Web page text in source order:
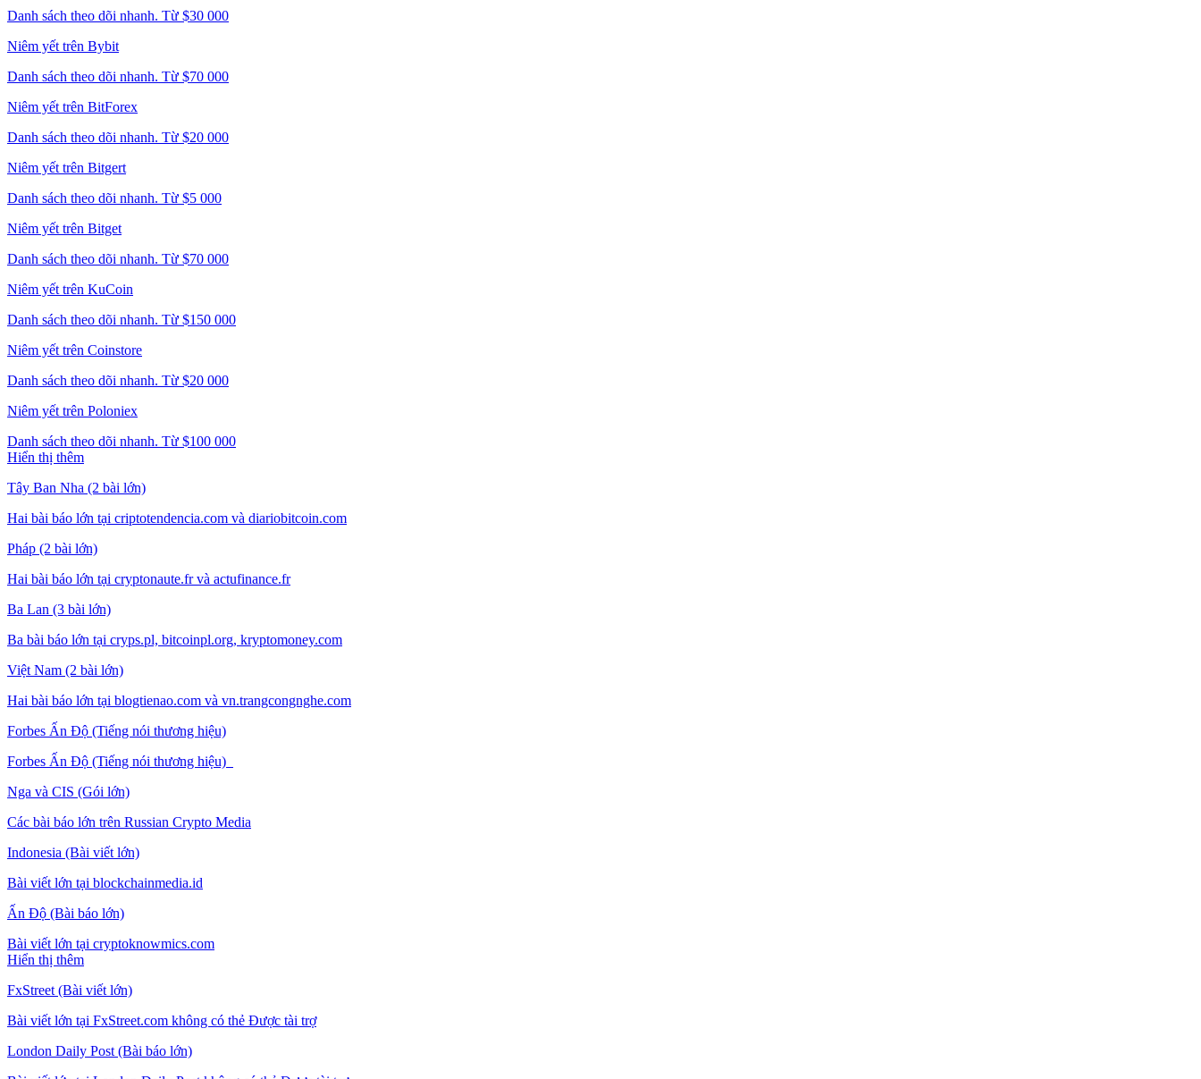
Danh sách theo dõi nhanh. Từ $30 000
Niêm yết trên Bybit
Danh sách theo dõi nhanh. Từ $70 000
Niêm yết trên BitForex
Danh sách theo dõi nhanh. Từ $20 000
Niêm yết trên Bitgert
Danh sách theo dõi nhanh. Từ $5 000
Niêm yết trên Bitget
Danh sách theo dõi nhanh. Từ $70 000
Niêm yết trên KuCoin
Danh sách theo dõi nhanh. Từ $150 000
Niêm yết trên Coinstore
Danh sách theo dõi nhanh. Từ $20 000
Niêm yết trên Poloniex
Danh sách theo dõi nhanh. Từ $100 000
Hiển thị thêm
Tây Ban Nha (2 bài lớn)
Hai bài báo lớn tại criptotendencia.com và diariobitcoin.com
Pháp (2 bài lớn)
Hai bài báo lớn tại cryptonaute.fr và actufinance.fr
Ba Lan (3 bài lớn)
Ba bài báo lớn tại cryps.pl, bitcoinpl.org, kryptomoney.com
Việt Nam (2 bài lớn)
Hai bài báo lớn tại blogtienao.com và vn.trangcongnghe.com
Forbes Ấn Độ (Tiếng nói thương hiệu)
Forbes Ấn Độ (Tiếng nói thương hiệu)
Nga và CIS (Gói lớn)
Các bài báo lớn trên Russian Crypto Media
Indonesia (Bài viết lớn)
Bài viết lớn tại blockchainmedia.id
Ấn Độ (Bài báo lớn)
Bài viết lớn tại cryptoknowmics.com
Hiển thị thêm
FxStreet (Bài viết lớn)
Bài viết lớn tại FxStreet.com không có thẻ Được tài trợ
London Daily Post (Bài báo lớn)